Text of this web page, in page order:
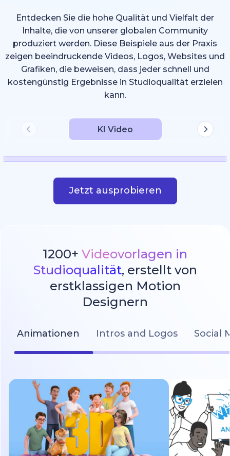
Entdecken Sie die hohe Qualität und Vielfalt der
Inhalte, die von unserer globalen Community
produziert werden. Diese Beispiele aus der Praxis
zeigen beeindruckende Videos, Logos, Websites und
Grafiken, die beweisen, dass jeder schnell und
kostengünstig Ergebnisse in Studioqualität erzielen
kann.
KI Video
Jetzt ausprobieren
1200+ Videovorlagen in
Studioqualität, erstellt von
erstklassigen Motion
Designern
Animationen Intros and Logos Social